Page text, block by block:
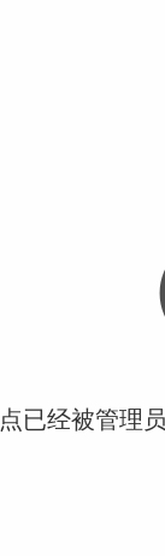
已经被管理